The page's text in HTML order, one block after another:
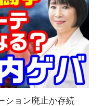
ション廃止か存続